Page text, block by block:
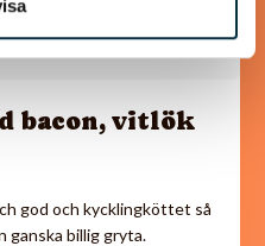
bacon, vitlök
god och kycklingköttet så
ganska billig gryta.